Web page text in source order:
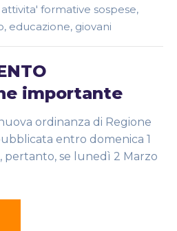
attivita' formative sospese,
, educazione, giovani
importante
ordinanza di Regione
entro domenica 1
pertanto, se lunedì 2 Marzo